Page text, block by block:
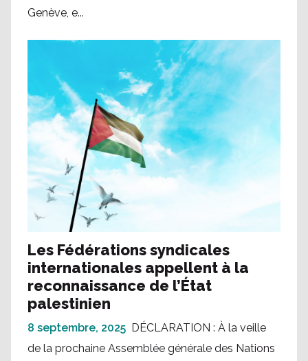
Genève, e...
Les Fédérations syndicales
internationales appellent à la
reconnaissance de l’État
palestinien
8 septembre, 2025 DÉCLARATION : À la veille
de la prochaine Assemblée générale des Nations